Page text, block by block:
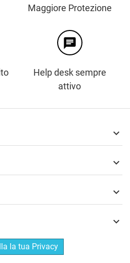
Maggiore Protezione
chat
Help desk sempre
attivo




la tua Privacy